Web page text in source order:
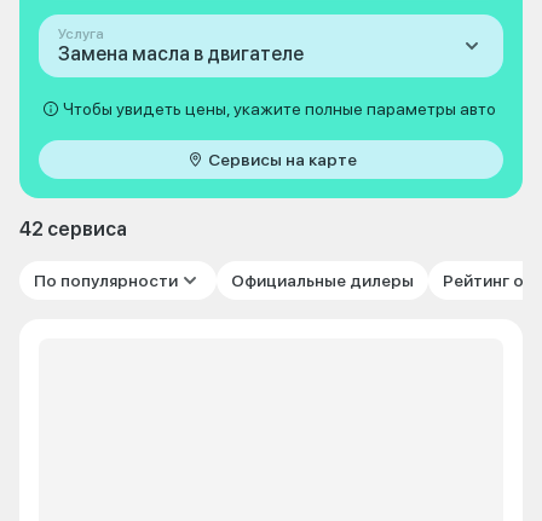
Услуга
Замена масла в двигателе
Чтобы увидеть цены, укажите полные параметры авто
Сервисы на карте
42 сервиса
По популярности Официальные дилеры Рейтинг